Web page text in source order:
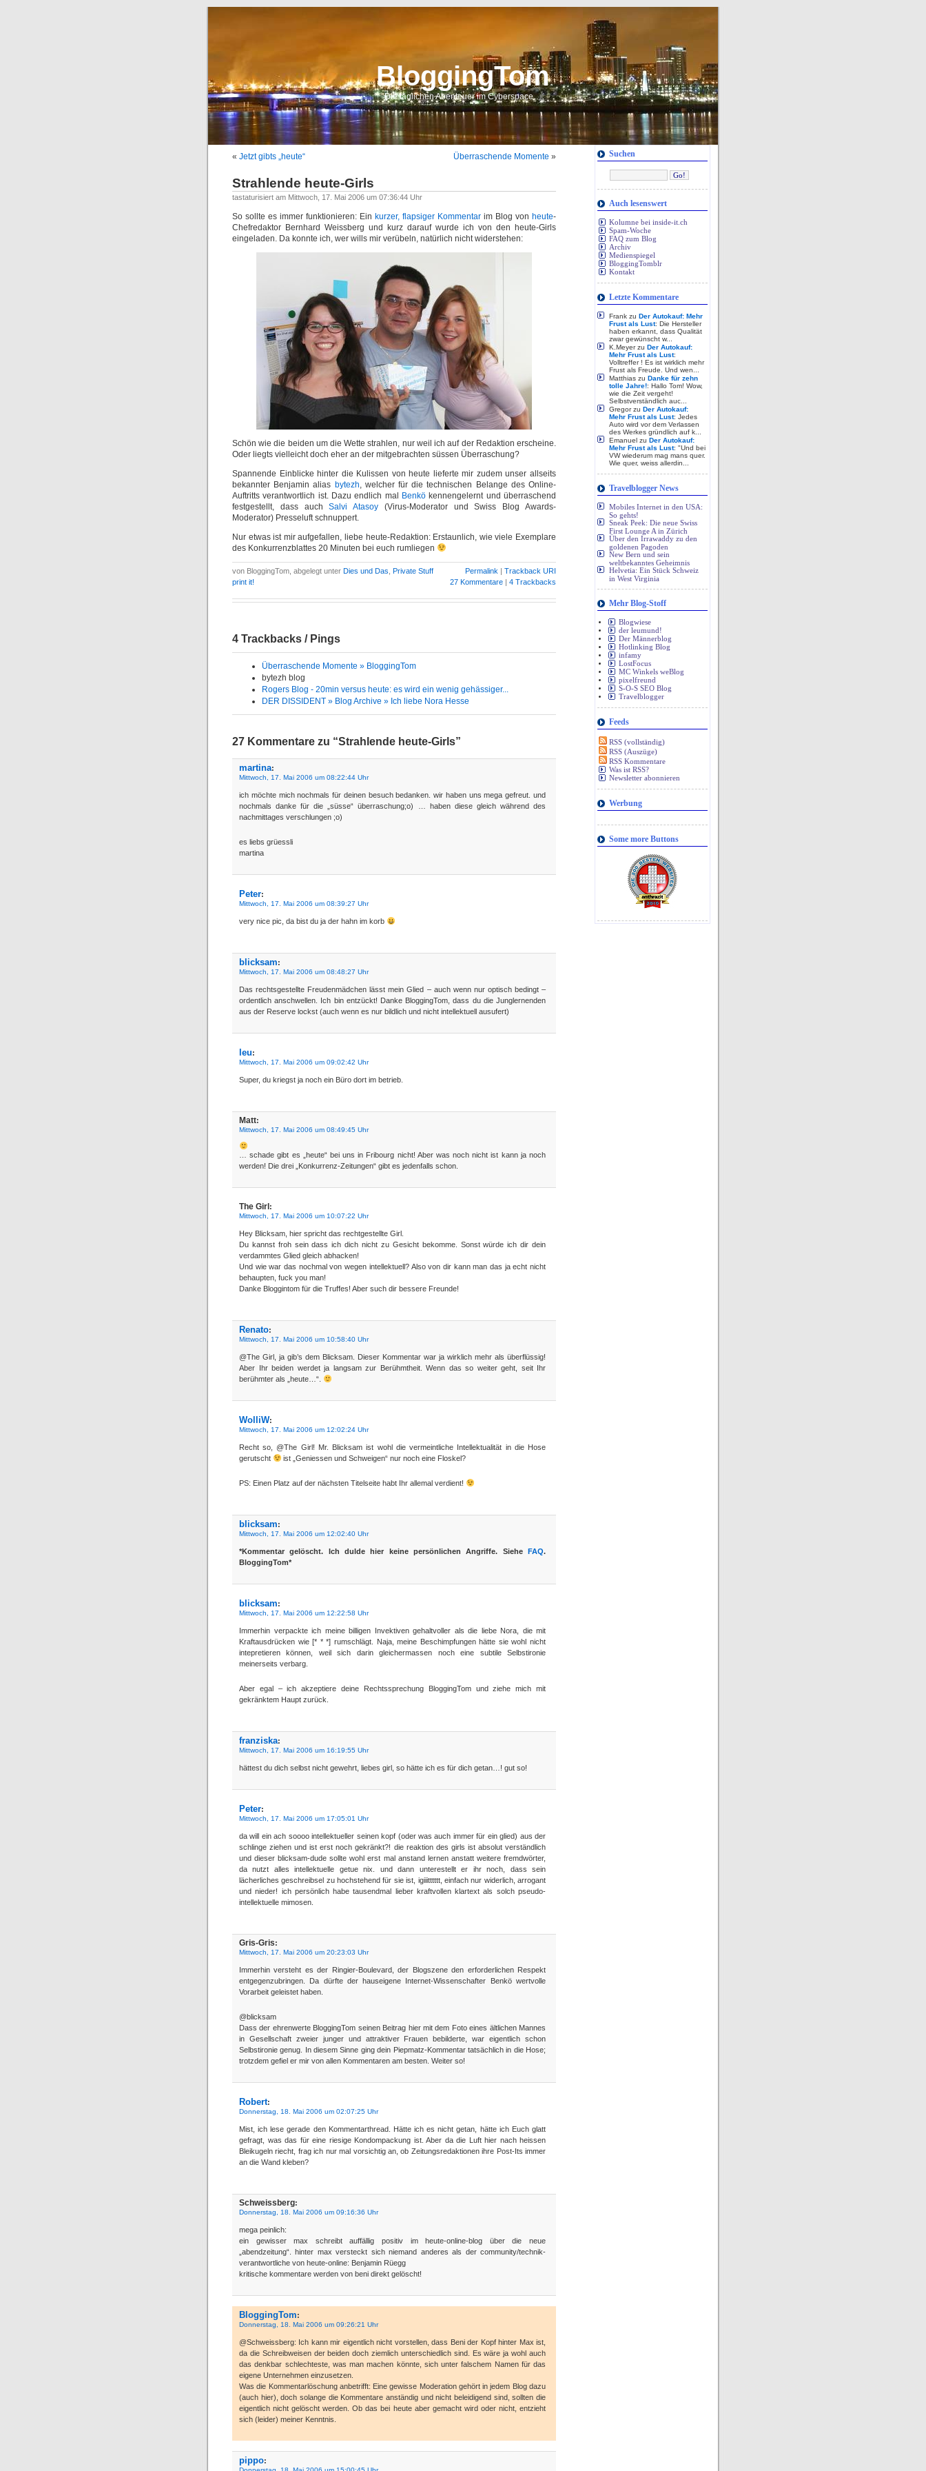
BloggingTom
Die täglichen Abenteuer im Cyberspace…
« Jetzt gibts „heute“ Überraschende Momente »
Strahlende heute-Girls
tastaturisiert am Mittwoch, 17. Mai 2006 um 07:36:44 Uhr
So sollte es immer funktionieren: Ein kurzer, flapsiger Kommentar im Blog von heute-
Chefredaktor Bernhard Weissberg und kurz darauf wurde ich von den heute-Girls
eingeladen. Da konnte ich, wer wills mir verübeln, natürlich nicht widerstehen:
Schön wie die beiden um die Wette strahlen, nur weil ich auf der Redaktion erscheine.
Oder liegts vielleicht doch eher an der mitgebrachten süssen Überraschung?
Spannende Einblicke hinter die Kulissen von heute lieferte mir zudem unser allseits
bekannter Benjamin alias bytezh, welcher für die technischen Belange des Online-
Auftritts verantwortlich ist. Dazu endlich mal
Benkö kennengelernt und überraschend
festgestellt, dass auchSalvi Atasoy (Virus-Moderator und Swiss Blog Awards-
Moderator) Presseluft schnuppert.
Nur etwas ist mir aufgefallen, liebe heute-Redaktion: Erstaunlich, wie viele Exemplare
des Konkurrenzblattes 20 Minuten bei euch rumliegen
von BloggingTom, abgelegt unter Dies und Das Private Stuff Permalink | Trackback URI
print it!
27 Kommentare | 4 Trackbacks
4 Trackbacks / Pings
Überraschende Momente » BloggingTom
bytezh blog
Rogers Blog - 20min versus heute: es wird ein wenig gehässiger...
DER DISSIDENT » Blog Archive » Ich liebe Nora Hesse
27 Kommentare zu “Strahlende heute-Girls”
martina:
Mittwoch, 17. Mai 2006 um 08:22:44 Uhr
ich möchte mich nochmals für deinen besuch bedanken. wir haben uns mega gefreut. und
nochmals danke für die „süsse“ überraschung;o) … haben diese gleich während des
nachmittages verschlungen ;o)
es liebs grüessli
martina
Peter:
Mittwoch, 17. Mai 2006 um 08:39:27 Uhr
very nice pic, da bist du ja der hahn im korb
blicksam:
Mittwoch, 17. Mai 2006 um 08:48:27 Uhr
Das rechtsgestellte Freudenmädchen lässt mein Glied – auch wenn nur optisch bedingt –
ordentlich anschwellen. Ich bin entzückt! Danke BloggingTom, dass du die Junglernenden
aus der Reserve lockst (auch wenn es nur bildlich und nicht intellektuell ausufert)
leu:
Mittwoch, 17. Mai 2006 um 09:02:42 Uhr
Super, du kriegst ja noch ein Büro dort im betrieb.
Matt:
Mittwoch, 17. Mai 2006 um 08:49:45 Uhr
… schade gibt es „heute“ bei uns in Fribourg nicht! Aber was noch nicht ist kann ja noch
werden! Die drei „Konkurrenz-Zeitungen“ gibt es jedenfalls schon.
The Girl:
Mittwoch, 17. Mai 2006 um 10:07:22 Uhr
Hey Blicksam, hier spricht das rechtgestellte Girl.
Du kannst froh sein dass ich dich nicht zu Gesicht bekomme. Sonst würde ich dir dein
verdammtes Glied gleich abhacken!
Und wie war das nochmal von wegen intellektuell? Also von dir kann man das ja echt nicht
behaupten, fuck you man!
Danke Bloggintom für die Truffes! Aber such dir bessere Freunde!
Renato:
Mittwoch, 17. Mai 2006 um 10:58:40 Uhr
@The Girl, ja gib’s dem Blicksam. Dieser Kommentar war ja wirklich mehr als überflüssig!
Aber Ihr beiden werdet ja langsam zur Berühmtheit. Wenn das so weiter geht, seit Ihr
berühmter als „heute…“.
WolliW:
Mittwoch, 17. Mai 2006 um 12:02:24 Uhr
Recht so, @The Girl! Mr. Blicksam ist wohl die vermeintliche Intellektualität in die Hose
gerutscht
ist „Geniessen und Schweigen“ nur noch eine Floskel?
PS: Einen Platz auf der nächsten Titelseite habt Ihr allemal verdient!
blicksam:
Mittwoch, 17. Mai 2006 um 12:02:40 Uhr
*Kommentar gelöscht. Ich dulde hier keine persönlichen Angriffe. Siehe FAQ.
BloggingTom*
blicksam:
Mittwoch, 17. Mai 2006 um 12:22:58 Uhr
Immerhin verpackte ich meine billigen Invektiven gehaltvoller als die liebe Nora, die mit
Kraftausdrücken wie [* * *] rumschlägt. Naja, meine Beschimpfungen hätte sie wohl nicht
intepretieren können, weil sich darin gleichermassen noch eine subtile Selbstironie
meinerseits verbarg.
Aber egal – ich akzeptiere deine Rechtssprechung BloggingTom und ziehe mich mit
gekränktem Haupt zurück.
franziska:
Mittwoch, 17. Mai 2006 um 16:19:55 Uhr
hättest du dich selbst nicht gewehrt, liebes girl, so hätte ich es für dich getan…! gut so!
Peter:
Mittwoch, 17. Mai 2006 um 17:05:01 Uhr
da will ein ach soooo intellektueller seinen kopf (oder was auch immer für ein glied) aus der
schlinge ziehen und ist erst noch gekränkt?! die reaktion des girls ist absolut verständlich
und dieser blicksam-dude sollte wohl erst mal anstand lernen anstatt weitere fremdwörter,
da nutzt alles intellektuelle getue nix. und dann unterestellt er ihr noch, dass sein
lächerliches geschreibsel zu hochstehend für sie ist, igiiitttttt, einfach nur widerlich, arrogant
und nieder! ich persönlich habe tausendmal lieber kraftvollen klartext als solch pseudo-
intellektuelle mimosen.
Gris-Gris:
Mittwoch, 17. Mai 2006 um 20:23:03 Uhr
Immerhin versteht es der Ringier-Boulevard, der Blogszene den erforderlichen Respekt
entgegenzubringen. Da dürfte der hauseigene Internet-Wissenschafter Benkö wertvolle
Vorarbeit geleistet haben.
@blicksam
Dass der ehrenwerte BloggingTom seinen Beitrag hier mit dem Foto eines ältlichen Mannes
in Gesellschaft zweier junger und attraktiver Frauen bebilderte, war eigentlich schon
Selbstironie genug. In diesem Sinne ging dein Piepmatz-Kommentar tatsächlich in die Hose;
trotzdem gefiel er mir von allen Kommentaren am besten. Weiter so!
Robert:
Donnerstag, 18. Mai 2006 um 02:07:25 Uhr
Mist, ich lese gerade den Kommentarthread. Hätte ich es nicht getan, hätte ich Euch glatt
gefragt, was das für eine riesige Kondompackung ist. Aber da die Luft hier nach heissen
Bleikugeln riecht, frag ich nur mal vorsichtig an, ob Zeitungsredaktionen ihre Post-Its immer
an die Wand kleben?
Schweissberg:
Donnerstag, 18. Mai 2006 um 09:16:36 Uhr
mega peinlich:
ein gewisser max schreibt auffällig positiv im heute-online-blog über die neue
„abendzeitung“. hinter max versteckt sich niemand anderes als der community/technik-
verantwortliche von heute-online: Benjamin Rüegg
kritische kommentare werden von beni direkt gelöscht!
BloggingTom:
Donnerstag, 18. Mai 2006 um 09:26:21 Uhr
@Schweissberg: Ich kann mir eigentlich nicht vorstellen, dass Beni der Kopf hinter Max ist,
da die Schreibweisen der beiden doch ziemlich unterschiedlich sind. Es wäre ja wohl auch
das denkbar schlechteste, was man machen könnte, sich unter falschem Namen für das
eigene Unternehmen einzusetzen.
Was die Kommentarlöschung anbetrifft: Eine gewisse Moderation gehört in jedem Blog dazu
(auch hier), doch solange die Kommentare anständig und nicht beleidigend sind, sollten die
eigentlich nicht gelöscht werden. Ob das bei heute aber gemacht wird oder nicht, entzieht
sich (leider) meiner Kenntnis.
pippo:
Suchen
Auch lesenswert
Kolumne bei inside-it.ch
Spam-Woche
FAQ zum Blog
Archiv
Medienspiegel
BloggingTomblr
Kontakt
Letzte Kommentare
Frank zu Der Autokauf: Mehr
Frust als Lust: Die Hersteller
haben erkannt, dass Qualität
zwar gewünscht w...
K.Meyer zu Der Autokauf:
Mehr Frust als Lust:
Volltreffer ! Es ist wirklich mehr
Frust als Freude. Und wen...
Matthias zu Danke für zehn
tolle Jahre!: Hallo Tom! Wow,
wie die Zeit vergeht!
Selbstverständlich auc...
Gregor zu Der Autokauf:
Mehr Frust als Lust: Jedes
Auto wird vor dem Verlassen
des Werkes gründlich auf k...
Emanuel zu Der Autokauf:
Mehr Frust als Lust: "Und bei
VW wiederum mag mans quer.
Wie quer, weiss allerdin...
Travelblogger News
Mobiles Internet in den USA:
So gehts!
Sneak Peek: Die neue Swiss
First Lounge A in Zürich
Über den Irrawaddy zu den
goldenen Pagoden
New Bern und sein
weltbekanntes Geheimnis
Helvetia: Ein Stück Schweiz
in West Virginia
Mehr Blog-Stoff
Blogwiese
der leumund!
Der Männerblog
Hotlinking Blog
infamy
LostFocus
MC Winkels weBlog
pixelfreund
S-O-S SEO Blog
Travelblogger
Feeds
RSS (vollständig)
RSS (Auszüge)
RSS Kommentare
Was ist RSS?
Newsletter abonnieren
Werbung
Some more Buttons